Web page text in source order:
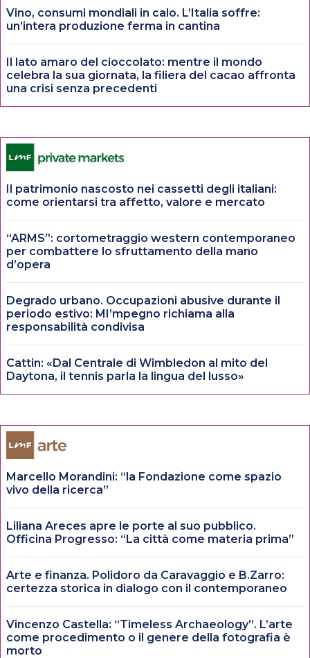
Vino, consumi mondiali in calo. L’Italia soffre:
un’intera produzione ferma in cantina
Il lato amaro del cioccolato: mentre il mondo
celebra la sua giornata, la filiera del cacao affronta
una crisi senza precedenti
Il patrimonio nascosto nei cassetti degli italiani:
come orientarsi tra affetto, valore e mercato
“ARMS”: cortometraggio western contemporaneo
per combattere lo sfruttamento della mano
d’opera
Degrado urbano. Occupazioni abusive durante il
periodo estivo: MI’mpegno richiama alla
responsabilità condivisa
Cattin: «Dal Centrale di Wimbledon al mito del
Daytona, il tennis parla la lingua del lusso»
Marcello Morandini: “la Fondazione come spazio
vivo della ricerca”
Liliana Areces apre le porte al suo pubblico.
Officina Progresso: “La città come materia prima”
Arte e finanza. Polidoro da Caravaggio e B.Zarro:
certezza storica in dialogo con il contemporaneo
Vincenzo Castella: “Timeless Archaeology”. L’arte
come procedimento o il genere della fotografia è
morto